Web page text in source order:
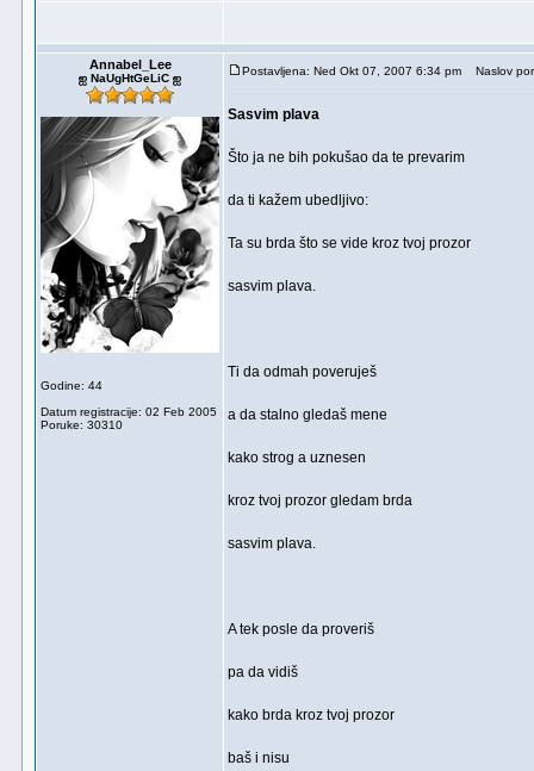
Annabel_Lee
ஐ NaUgHtGeLiC ஐ
Godine: 44
Datum registracije: 02 Feb 2005
Poruke: 30310
Postavljena: Ned Okt 07, 2007 6:34 pm Naslov
Sasvim plava
Što ja ne bih pokušao da te prevarim
da ti kažem ubedljivo:
Ta su brda što se vide kroz tvoj prozor
sasvim plava.
Ti da odmah poveruješ
a da stalno gledaš mene
kako strog a uznesen
kroz tvoj prozor gledam brda
sasvim plava.
A tek posle da proveriš
pa da vidiš
kako brda kroz tvoj prozor
baš i nisu